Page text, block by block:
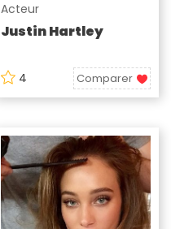
Acteur
Justin Hartley
4 Comparer